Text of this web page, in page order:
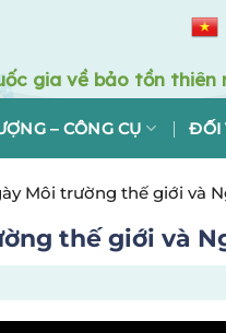
– CÔNG CỤ ĐỐI
Môi trường thế giới và
thế giới và